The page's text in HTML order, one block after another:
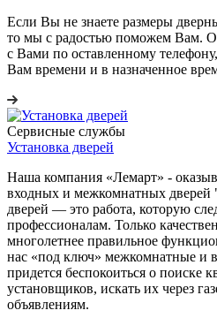
Если Вы не знаете размеры
то мы с радостью поможем Вам.
с Вами по оставленному
Вам времени и в назначенное
Сервисные службы
Установка дверей
Наша компания «Лемарт» -
входных и межкомнатных дверей
дверей — это работа, которую
профессионалам. Только
многолетнее правильное
нас «под ключ» межкомнатные и
придется беспокоиться о поиске
установщиков, искать их через
объявлениям.